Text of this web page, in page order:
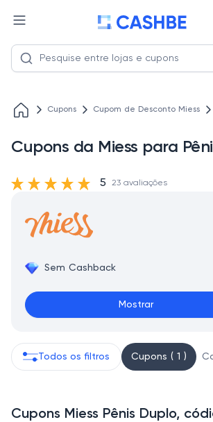
Cupons Cupom de Desconto Miess
Cupons da Miess para
Sem Cashback
Mostrar
5 23 avaliações
Todos os filtros Cupons ( 1 )
Cupons Miess Pênis Duplo,